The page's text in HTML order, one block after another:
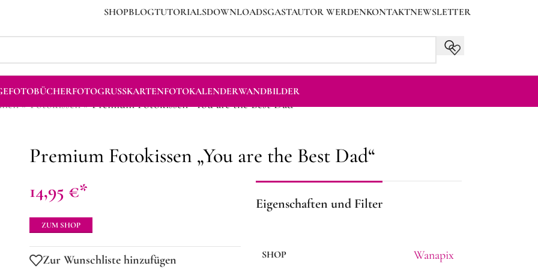
SHOPBLOGTUTORIALSDOWNLOADSGASTAUTOR WERDENKONTAKTNEWSLETTER
FOTOBÜCHERFOTOGRUSSKARTEN FOTOKALENDERWANDBILDER
»Fotokissen»Premium Fotokissen “You are the Best Dad”
Premium Fotokissen „You are the Best Dad“
14,95 €
ZUM SHOP
Zur Wunschliste hinzufügen
Eigenschaften und Filter
SHOP Wanapix